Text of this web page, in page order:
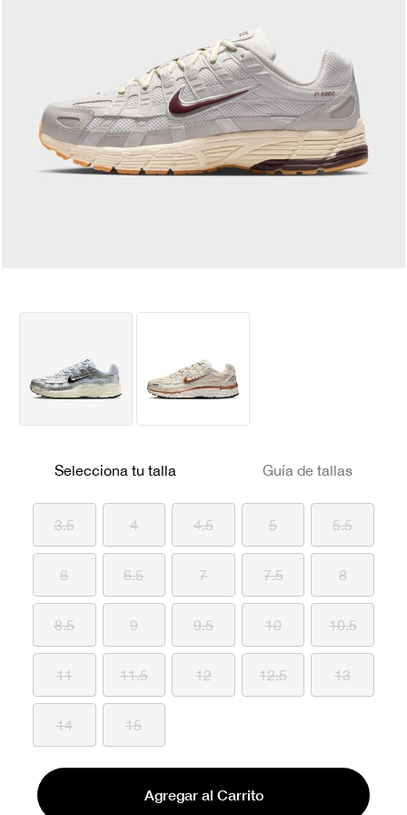
Selecciona tu talla Guía de tallas
3.5 4 4.5 5 5.5
6 6.5 7 7.5 8
8.5 9 9.5 10 10.5
11 11.5 12 12.5 13
14 15
Agregar al Carrito